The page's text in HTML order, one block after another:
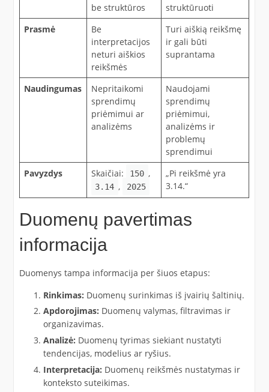
be struktūros
struktūruoti
Prasmė
Be
interpretacijos
neturi aiškios
reikšmės
Turi aiškią reikšmę
ir gali būti
suprantama
Naudingumas
Nepritaikomi
sprendimų
priėmimui ar
analizėms
Naudojami
sprendimų
priėmimui,
analizėms ir
problemų
sprendimui
Pavyzdys
Skaičiai: 150 ,
3.14 , 2025
„Pi reikšmė yra
3.14.“
Duomenų pavertimas
informacija
Duomenys tampa informacija per šiuos etapus:​
Rinkimas: Duomenų surinkimas iš įvairių šaltinių.​
Apdorojimas: Duomenų valymas, filtravimas ir
organizavimas.​
Analizė: Duomenų tyrimas siekiant nustatyti
tendencijas, modelius ar ryšius.​
Interpretacija: Duomenų reikšmės nustatymas ir
konteksto suteikimas.​